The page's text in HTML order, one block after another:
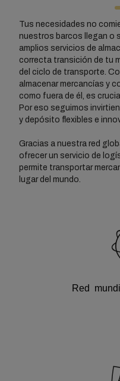
Tus necesidades no
nuestros barcos llegan o
amplios servicios de
correcta transición de tu
del ciclo de transporte.
almacenar mercancías y
como fuera de él, es
Por eso seguimos
y depósito flexibles e
Gracias a nuestra red
ofrecer un servicio de
permite transportar
lugar del mundo.
Red